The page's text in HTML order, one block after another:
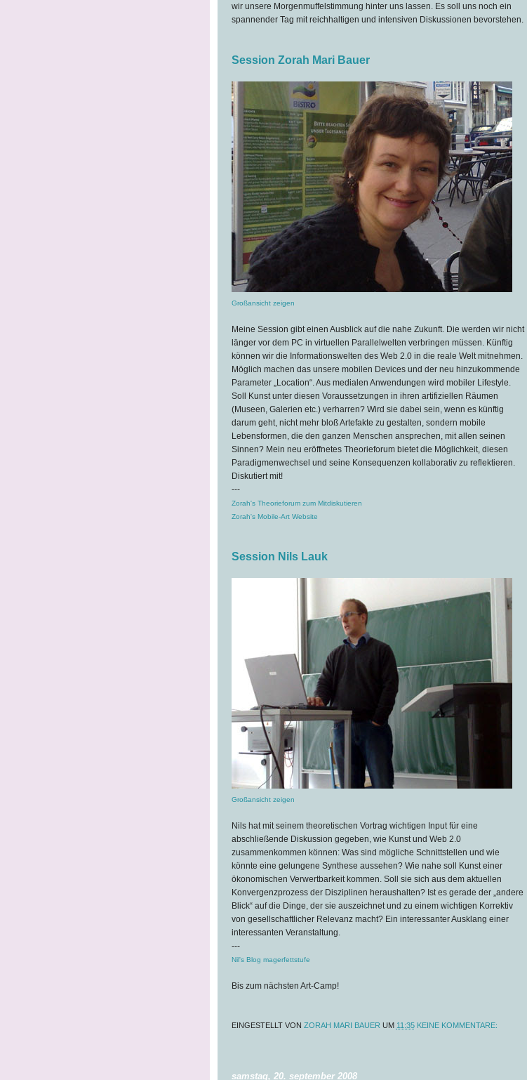
wir unsere Morgenmuffelstimmung hinter uns lassen. Es soll uns noch ein
spannender Tag mit reichhaltigen und intensiven Diskussionen bevorstehen.
Session Zorah Mari Bauer
Großansicht zeigen
Meine Session gibt einen Ausblick auf die nahe Zukunft. Die werden wir nicht
länger vor dem PC in virtuellen Parallelwelten verbringen müssen. Künftig
können wir die Informationswelten des Web 2.0 in die reale Welt mitnehmen.
Möglich machen das unsere mobilen Devices und der neu hinzukommende
Parameter „Location“. Aus medialen Anwendungen wird mobiler Lifestyle.
Soll Kunst unter diesen Voraussetzungen in ihren artifiziellen Räumen
(Museen, Galerien etc.) verharren? Wird sie dabei sein, wenn es künftig
darum geht, nicht mehr bloß Artefakte zu gestalten, sondern mobile
Lebensformen, die den ganzen Menschen ansprechen, mit allen seinen
Sinnen? Mein neu eröffnetes Theorieforum bietet die Möglichkeit, diesen
Paradigmenwechsel und seine Konsequenzen kollaborativ zu reflektieren.
Diskutiert mit!
---
Zorah's Theorieforum zum Mitdiskutieren
Zorah's Mobile-Art Website
Session Nils Lauk
Großansicht zeigen
Nils hat mit seinem theoretischen Vortrag wichtigen Input für eine
abschließende Diskussion gegeben, wie Kunst und Web 2.0
zusammenkommen können: Was sind mögliche Schnittstellen und wie
könnte eine gelungene Synthese aussehen? Wie nahe soll Kunst einer
ökonomischen Verwertbarkeit kommen. Soll sie sich aus dem aktuellen
Konvergenzprozess der Disziplinen heraushalten? Ist es gerade der „andere
Blick“ auf die Dinge, der sie auszeichnet und zu einem wichtigen Korrektiv
von gesellschaftlicher Relevanz macht? Ein interessanter Ausklang einer
interessanten Veranstaltung.
---
Nil's Blog magerfettstufe
Bis zum nächsten Art-Camp!
EINGESTELLT VON ZORAH MARI BAUER UM 11:35 KEINE KOMMENTARE:
samstag, 20. september 2008